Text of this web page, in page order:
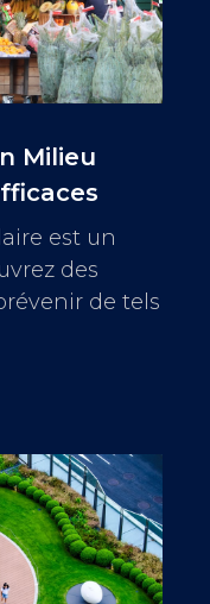
Milieu
est un
des
de tels